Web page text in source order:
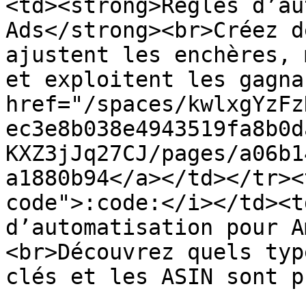
<td><strong>Règles
Ads</
ajustent les enchères,
et exploitent les
href="/spaces/
KXZ3jJq27CJ/pages/
a1880b94</a></td></
code">:code:</i></
d’automatisation pour
<br>Découvrez quels
clés et les ASIN sont